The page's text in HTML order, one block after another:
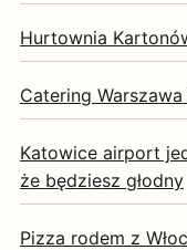
Hurtownia
Catering
Katowice airport
że będziesz głodny
Pizza rodem z